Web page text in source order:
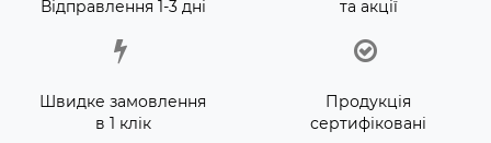
Відправлення 1-3 дні
та акції
Швидке замовлення
в 1 клік
Продукція
сертифіковані